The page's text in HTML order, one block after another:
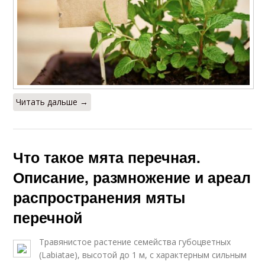
Читать дальше →
Что такое мята перечная.
Описание, размножение и ареал
распространения мяты
перечной
Травянистое растение семейства губоцветных
(Labiatae), высотой до 1 м, с характерным сильным